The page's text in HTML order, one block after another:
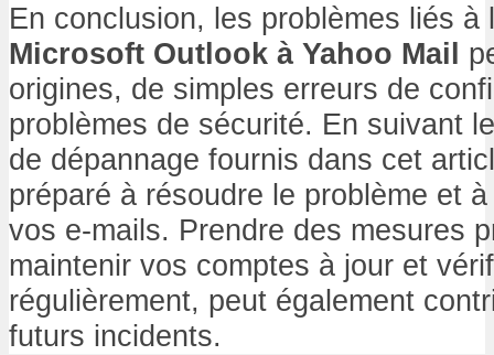
En conclusion, les problèmes liés à
Microsoft Outlook à Yahoo Mail
origines, de simples erreurs de
problèmes de sécurité. En suivant
de dépannage fournis dans cet
préparé à résoudre le problème et
vos e-mails. Prendre des mesures
maintenir vos comptes à jour et
régulièrement, peut également
futurs incidents.